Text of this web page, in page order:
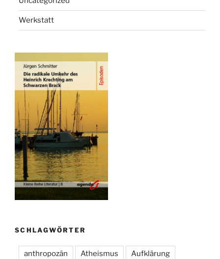
Werkstatt
SCHLAGWÖRTER
anthropozän Atheismus Aufklärung